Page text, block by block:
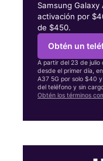
Samsung Galaxy
activación por
de $450.
Obtén un
A partir del 23 de julio
desde el primer día,
A37 5G por solo $40
del teléfono y sin
Obtén los términos